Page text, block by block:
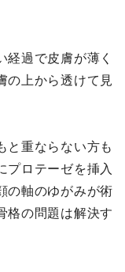
経過で皮膚が薄く
の上から透けて見
と重ならない方も
プロテーゼを挿入
の軸のゆがみが術
格の問題は解決す